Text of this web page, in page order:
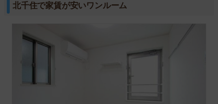
北千住で家賃が安いワンルーム